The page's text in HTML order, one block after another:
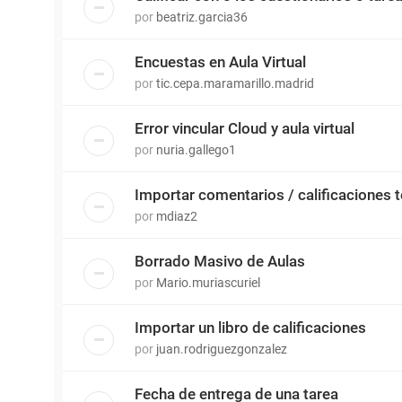
por beatriz.garcia36
Encuestas en Aula Virtual
portic.cepa.maramarillo.madrid
Error vincular Cloud y aula virtual
por nuria.gallego1
Importar comentarios / calificaciones
por mdiaz2
Borrado Masivo de Aulas
por Mario.muriascuriel
Importar un libro de calificaciones
por juan.rodriguezgonzalez
Fecha de entrega de una tarea